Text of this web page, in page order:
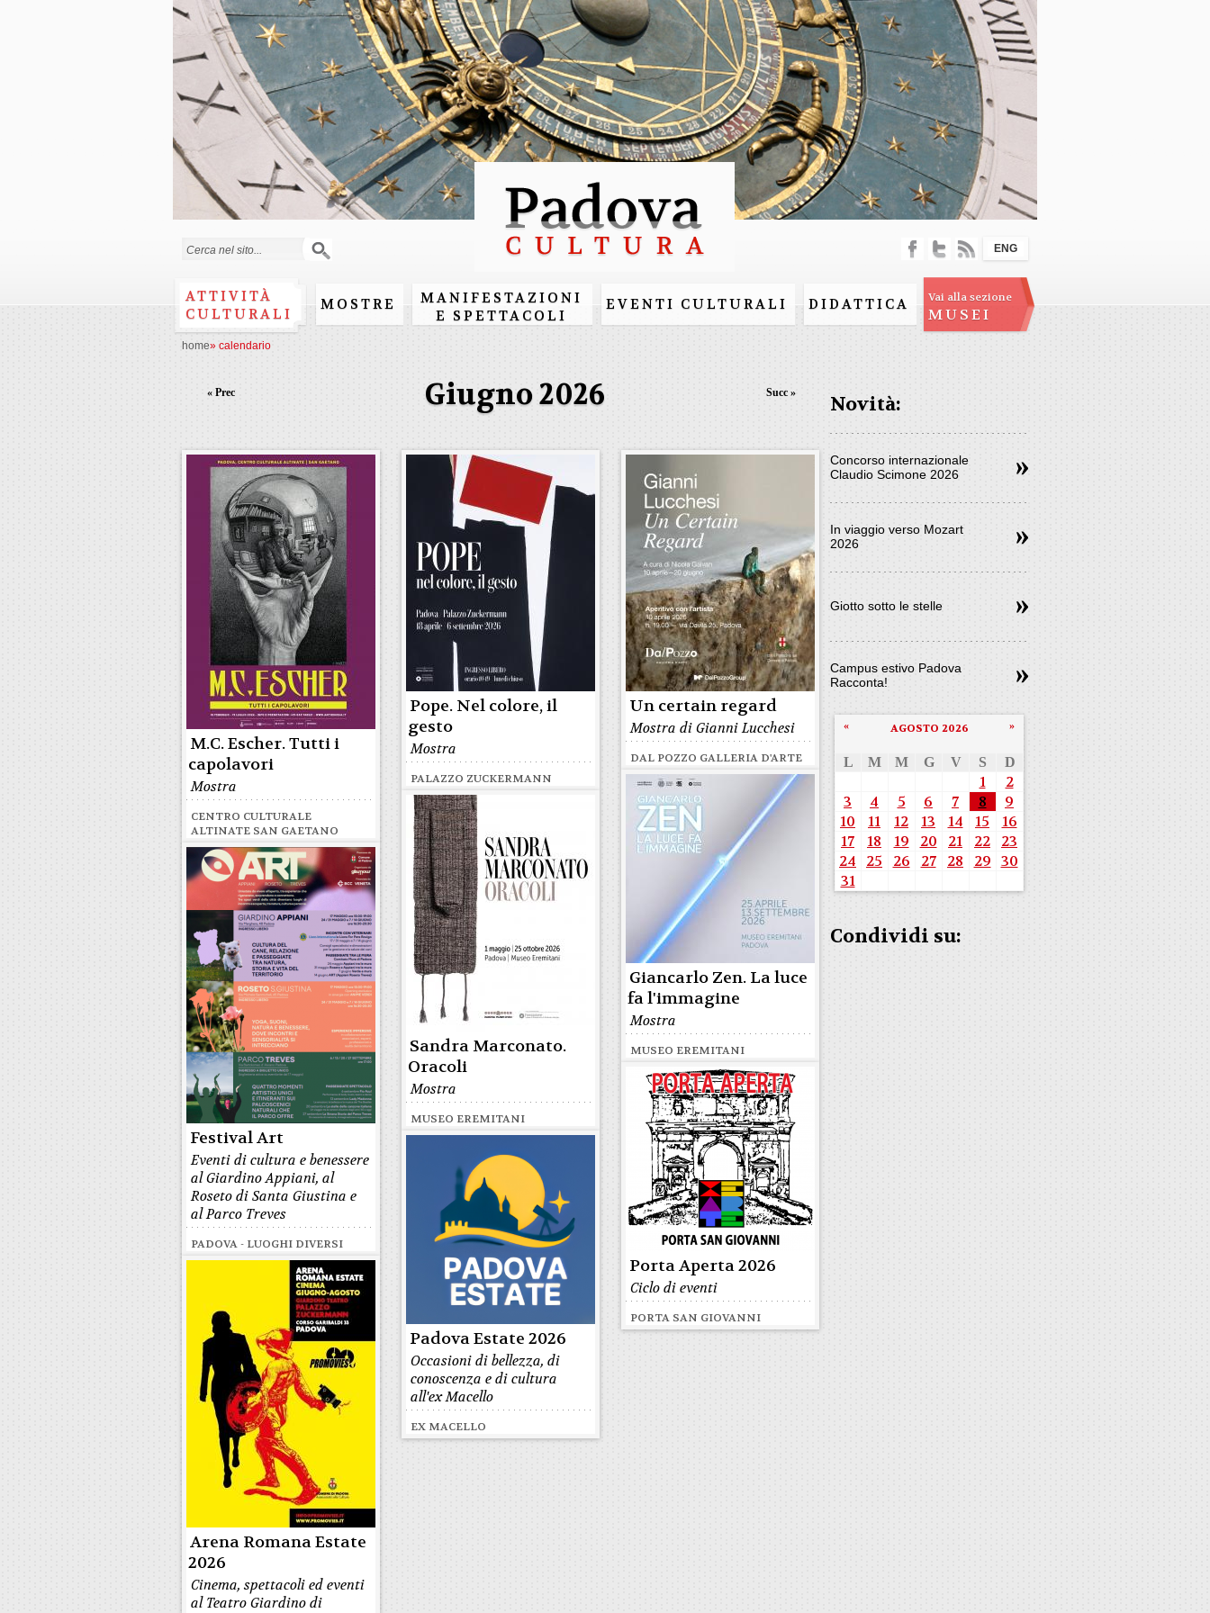
Salta al
contenuto
principale
Form di ricerca
ATTIVITÀ
CULTURALI
MOSTRE
MANIFESTAZIONI
E SPETTACOLI
EVENTI CULTURALI DIDATTICA Vai alla sezione
MUSEI
ENG
home» calendario
Giugno 2026
« Prec Succ »
M.C. Escher. Tutti i
capolavori
Mostra
CENTRO CULTURALE
ALTINATE SAN GAETANO
Pope. Nel colore, il
gesto
Mostra
PALAZZO ZUCKERMANN
Un certain regard
Mostra di Gianni Lucchesi
DAL POZZO GALLERIA D'ARTE
Giancarlo Zen. La luce
fa l'immagine
Mostra
MUSEO EREMITANI
Sandra Marconato.
Oracoli
Mostra
MUSEO EREMITANI
Festival Art
Eventi di cultura e benessere
al Giardino Appiani, al
Roseto di Santa Giustina e
al Parco Treves
PADOVA - LUOGHI DIVERSI
Porta Aperta 2026
Ciclo di eventi
PORTA SAN GIOVANNI
Padova Estate 2026
Occasioni di bellezza, di
conoscenza e di cultura
all'ex Macello
EX MACELLO
Arena Romana Estate
2026
Cinema, spettacoli ed eventi
al Teatro Giardino di
Novità:
Concorso internazionale
Claudio Scimone 2026
In viaggio verso Mozart
2026
Giotto sotto le stelle
Campus estivo Padova
Racconta!
AGOSTO 2026
« »
L M M G V S D
1
2
3
4 5 6 7 8
9
10
11 12 13 14 15
16
17
18 19 20 21 22
23
24
25 26 27 28 29 30
31
Condividi su: